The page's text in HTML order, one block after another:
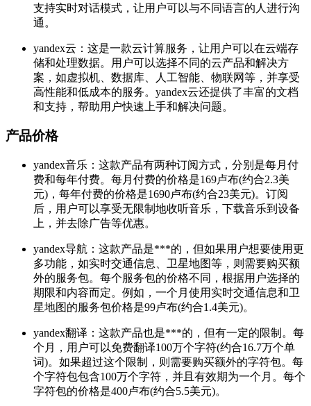
支持实时对话模式，让用户可以与不同语言的人进行沟
通。
yandex云：这是一款云计算服务，让用户可以在云端存
储和处理数据。用户可以选择不同的云产品和解决方
案，如虚拟机、数据库、人工智能、物联网等，并享受
高性能和低成本的服务。yandex云还提供了丰富的文档
和支持，帮助用户快速上手和解决问题。
产品价格
yandex音乐：这款产品有两种订阅方式，分别是每月付
费和每年付费。每月付费的价格是169卢布(约合2.3美
元)，每年付费的价格是1690卢布(约合23美元)。订阅
后，用户可以享受无限制地收听音乐，下载音乐到设备
上，并去除广告等优惠。
yandex导航：这款产品是***的，但如果用户想要使用更
多功能，如实时交通信息、卫星地图等，则需要购买额
外的服务包。每个服务包的价格不同，根据用户选择的
期限和内容而定。例如，一个月使用实时交通信息和卫
星地图的服务包价格是99卢布(约合1.4美元)。
yandex翻译：这款产品也是***的，但有一定的限制。每
个月，用户可以免费翻译100万个字符(约合16.7万个单
词)。如果超过这个限制，则需要购买额外的字符包。每
个字符包包含100万个字符，并且有效期为一个月。每个
字符包的价格是400卢布(约合5.5美元)。